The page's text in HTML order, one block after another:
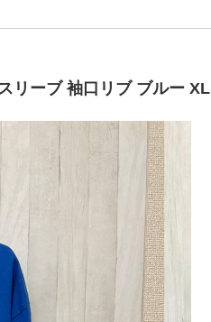
リーブ 袖口リブ ブルー XL